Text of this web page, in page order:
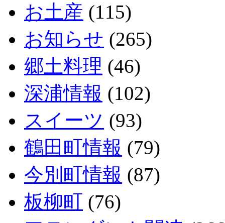
お土産 (115)
お知らせ (265)
郷土料理 (46)
深浦情報 (102)
スイーツ (93)
鶴田町情報 (79)
今別町情報 (87)
板柳町 (76)